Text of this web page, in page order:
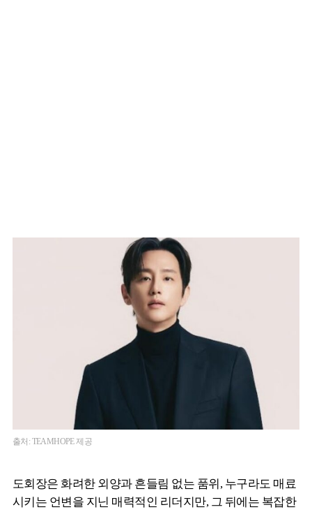
출처: TEAMHOPE 제공
도회장은 화려한 외양과 흔들림 없는 품위, 누구라도 매료
시키는 언변을 지닌 매력적인 리더지만, 그 뒤에는 복잡한